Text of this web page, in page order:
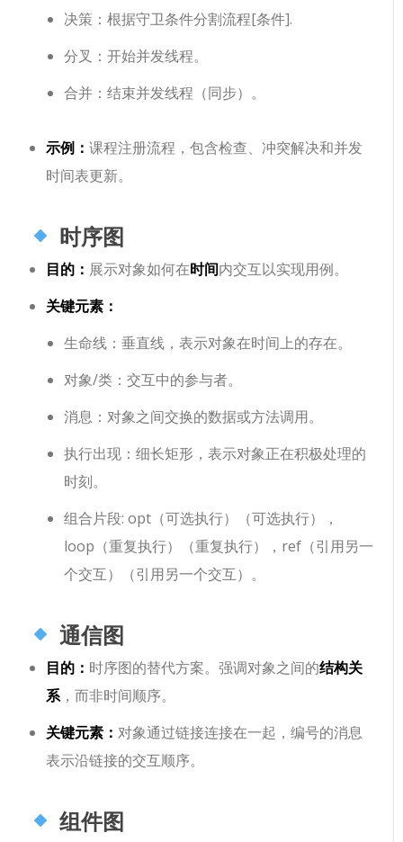
决策 ：根据守卫条件分割流程[条件].
分叉 ：开始并发线程。
合并 ：结束并发线程（同步）。
示例：课程注册流程，包含检查、冲突解决和并发
时间表更新。
时序图
目的： 展示对象如何在时间内交互以实现用例。
关键元素：
生命线 ：垂直线，表示对象在时间上的存在。
对象/类 ：交互中的参与者。
消息 ：对象之间交换的数据或方法调用。
执行出现 ：细长矩形，表示对象正在积极处理的
时刻。
组合片段:opt（可选执行）
（可选执行），
loop（重复执行）
（重复执行）， ref（引用另一
个交互）
（引用另一个交互）。
通信图
目的： 时序图的替代方案。强调对象之间的结构关
系，而非时间顺序。
关键元素：对象通过链接连接在一起，编号的消息
表示沿链接的交互顺序。
组件图